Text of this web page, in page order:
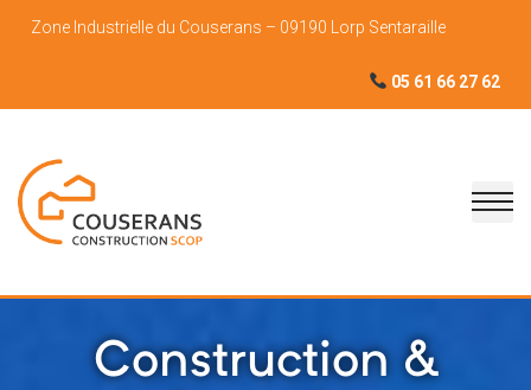
Zone Industrielle du Couserans – 09190 Lorp Sentaraille
05 61 66 27 62
Construction &